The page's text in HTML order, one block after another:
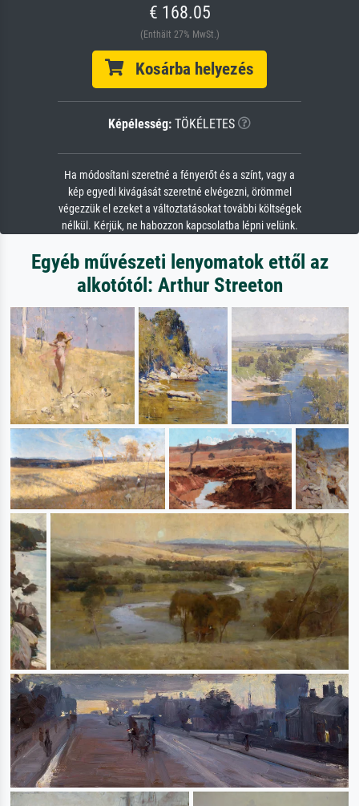
€ 168.05
(Enthält 27% MwSt.)
Kosárba helyezés
Képélesség: TÖKÉLETES
Ha módosítani szeretné a fényerőt és a színt, vagy a
kép egyedi kivágását szeretné elvégezni, örömmel
végezzük el ezeket a változtatásokat további költségek
nélkül. Kérjük, ne habozzon kapcsolatba lépni velünk.
Egyéb művészeti lenyomatok ettől az
alkotótól: Arthur Streeton